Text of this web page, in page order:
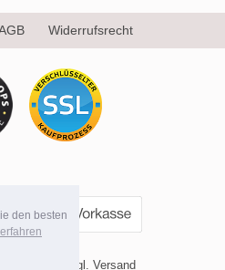
den besten
Widerrufsrecht
MwSt. evtl. zzgl. Versand